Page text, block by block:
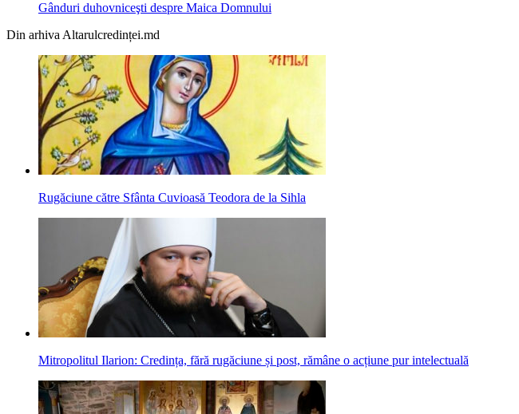
Gânduri duhovniceşti despre Maica Domnului
Din arhiva Altarulcredinței.md
Rugăciune către Sfânta Cuvioasă Teodora de la Sihla
Mitropolitul Ilarion: Credința, fără rugăciune și post, rămâne o acțiune pur intelectuală